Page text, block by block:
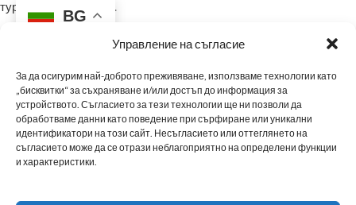
Управление на съгласие
За да осигурим най-доброто преживяване, използваме технологии като
„бисквитки“ за съхраняване и/или достъп до информация за
устройството. Съгласието за тези технологии ще ни позволи да
обработваме данни като поведение при сърфиране или уникални
идентификатори на този сайт. Несъгласието или оттеглянето на
съгласието може да се отрази неблагоприятно на определени функции
и характеристики.
туристически обувки .
МЪЖКИ ОБУВКИДАМСКИ ОБУВКИМАРАТОНКИЗА НАСНОВИНИ
ТАБЛИЦА С РАЗМЕРИПОЛИТИКА ЗА ПОВЕРИТЕЛНОСТ
BG